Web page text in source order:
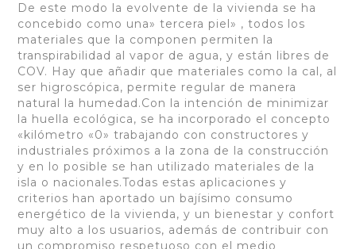
De este modo la evolvente de la vivienda se ha
concebido como una» tercera piel» , todos los
materiales que la componen permiten la
transpirabilidad al vapor de agua, y están libres de
COV. Hay que añadir que materiales como la cal, al
ser higroscópica, permite regular de manera
natural la humedad.Con la intención de minimizar
la huella ecológica, se ha incorporado el concepto
«kilómetro «0» trabajando con constructores y
industriales próximos a la zona de la construcción
y en lo posible se han utilizado materiales de la
isla o nacionales.Todas estas aplicaciones y
criterios han aportado un bajísimo consumo
energético de la vivienda, y un bienestar y confort
muy alto a los usuarios, además de contribuir con
un compromiso respetuoso con el medio